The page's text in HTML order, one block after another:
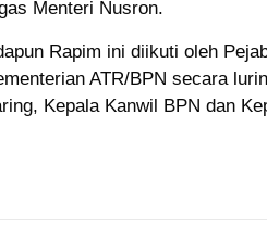
Menteri Nusron.
Rapim ini diikuti oleh
ATR/BPN secara
Kepala Kanwil BPN dan